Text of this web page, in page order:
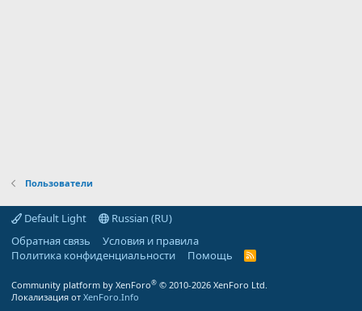
Пользователи
Default Light
Russian (RU)
Обратная связь
Условия и правила
Политика конфиденциальности
Помощь
R
Community platform by XenForo® © 2010-2026 XenForo Ltd.
Локализация от XenForo.Info